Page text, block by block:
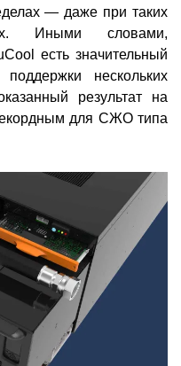
— даже при таких
Иными словами,
есть значительный
нескольких
результат на
для СЖО типа